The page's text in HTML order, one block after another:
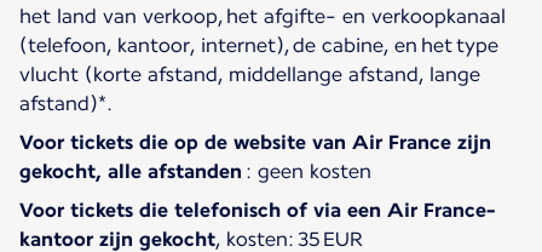
het land van verkoop, het afgifte- en verkoopkanaal
(telefoon, kantoor, internet), de cabine, en het type
vlucht (korte afstand, middellange afstand, lange
afstand)*.
Voor tickets die op de website van Air France zijn
gekocht, alle afstanden : geen kosten
Voor tickets die telefonisch of via een Air France-
kantoor zijn gekocht, kosten: 35 EUR